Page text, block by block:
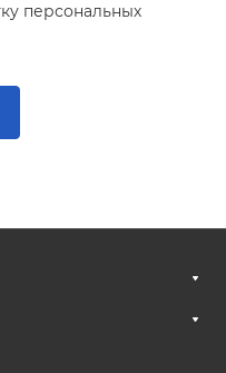
персональных